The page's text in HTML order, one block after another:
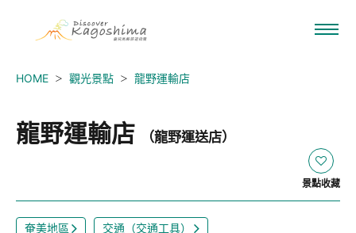
HOME 觀光景點 龍野運輸店
龍野運輸店 （龍野運送店）
景點收藏
奄美地區 交通（交通工具）